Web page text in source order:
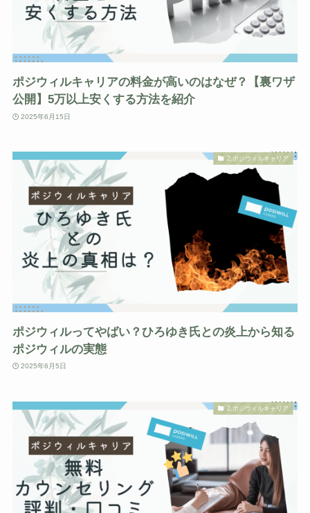
ポジウィルキャリアの料金が高いのはなぜ？【裏ワザ
公開】5万以上安くする方法を紹介
2025年6月15日
2.ポジウィルキャリア
ポジウィルってやばい？ひろゆき氏との炎上から知る
ポジウィルの実態
2025年6月5日
2.ポジウィルキャリア